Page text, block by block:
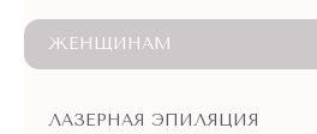
ЖЕНЩИНАМ
ЛАЗЕРНАЯ ЭПИЛЯЦИЯ